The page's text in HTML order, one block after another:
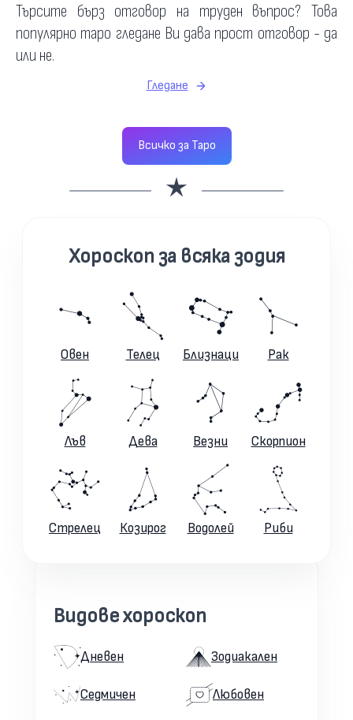
Търсите бърз отговор на труден въпрос? Това
популярно таро гледане Ви дава прост отговор - да
или не.
Гледане
Всичко за Таро
Хороскоп за всяка зодия
Овен Телец Близнаци Рак
Лъв Дева Везни Скорпион
Стрелец Козирог Водолей Риби
Видове хороскоп
Дневен
Седмичен
Зодиакален
Любовен